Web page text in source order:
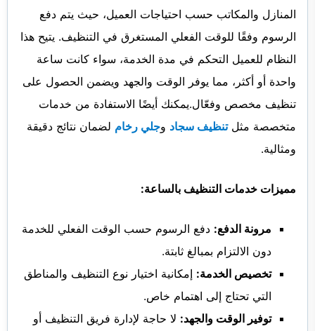
المنازل والمكاتب حسب احتياجات العميل، حيث يتم دفع
الرسوم وفقًا للوقت الفعلي المستغرق في التنظيف. يتيح هذا
النظام للعميل التحكم في مدة الخدمة، سواء كانت ساعة
واحدة أو أكثر، مما يوفر الوقت والجهد ويضمن الحصول على
تنظيف مخصص وفعّال.يمكنك أيضًا الاستفادة من خدمات
متخصصة مثلتنظيف سجاد وجلي رخام لضمان نتائج دقيقة
ومثالية.
مميزات خدمات التنظيف بالساعة:
مرونة الدفع: دفع الرسوم حسب الوقت الفعلي للخدمة
دون الالتزام بمبالغ ثابتة.
تخصيص الخدمة: إمكانية اختيار نوع التنظيف والمناطق
التي تحتاج إلى اهتمام خاص.
توفير الوقت والجهد: لا حاجة لإدارة فريق التنظيف أو